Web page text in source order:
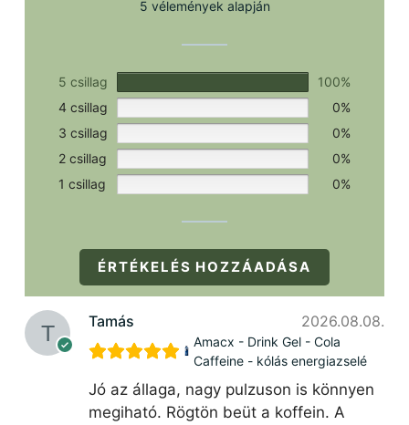
5 vélemények alapján
5 csillag
100%
4 csillag
0%
3 csillag
0%
2 csillag
0%
1 csillag
0%
ÉRTÉKELÉS HOZZÁADÁSA
Tamás 2026.08.08.
Amacx - Drink Gel - Cola
Caffeine - kólás energiazselé
Jó az állaga, nagy pulzuson is könnyen
megiható. Rögtön beüt a koffein. A